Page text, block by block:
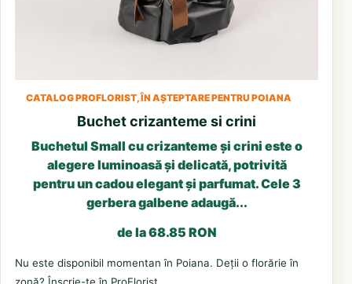
CATALOG PROFLORIST, ÎN AȘTEPTARE PENTRU POIANA
Buchet crizanteme si crini
Buchetul Small cu crizanteme și crini este o
alegere luminoasă și delicată, potrivită
pentru un cadou elegant și parfumat. Cele 3
gerbera galbene adaugă...
de la 68.85 RON
Nu este disponibil momentan în Poiana. Deții o florărie în